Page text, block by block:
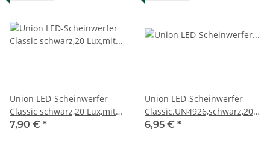
Union LED-Scheinwerfer
Classic schwarz,20 Lux,mit
Standlicht+Schalter+Automatik
7,90 € *
Union LED-Scheinwerfer
SCHALTER
6,95 € *